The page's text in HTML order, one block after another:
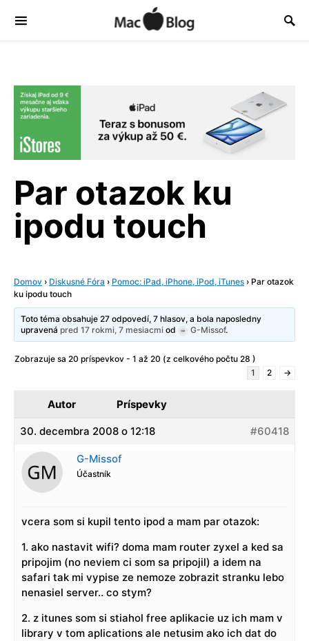
Par otazok ku
ipodu touch
Domov › Diskusné Fóra › Pomoc: iPad, iPhone, iPod, iTunes › Par otazok
ku ipodu touch
Toto téma obsahuje 27 odpovedí, 7 hlasov, a bola naposledny
upravenápred 17 rokmi, 7 mesiacmi od G-Missof.
Zobrazuje sa 20 príspevkov - 1 až 20 (z celkového počtu 28 )
1
2 →
Autor Príspevky
30. decembra 2008 o 12:18 #60418
G-Missof
Účastník
vcera som si kupil tento ipod a mam par otazok:
1. ako nastavit wifi? doma mam router zyxel a ked sa
pripojim (no neviem ci som sa pripojil) a idem na
safari tak mi vypise ze nemoze zobrazit stranku lebo
nenasiel server.. co stym?
2. z itunes som si stiahol free aplikacie uz ich mam v
library v tom aplications ale netusim ako ich dat do